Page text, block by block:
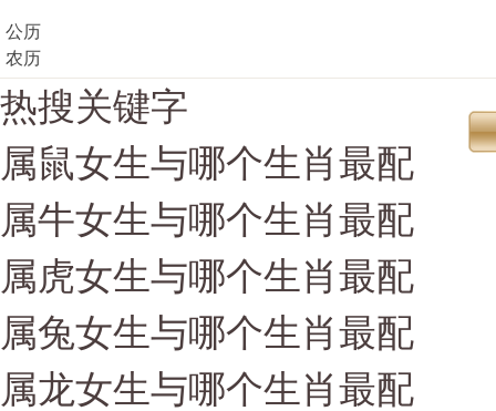
公历
农历
热搜关键字
属鼠女生与哪个生肖最配
属牛女生与哪个生肖最配
属虎女生与哪个生肖最配
属兔女生与哪个生肖最配
属龙女生与哪个生肖最配